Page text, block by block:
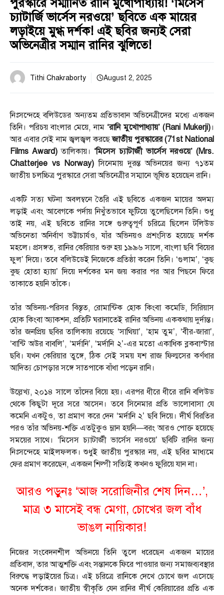
পুরস্কারে সম্মানিত রানি মুখোপাধ্যায়! ‘মিসেস
চ্যাটার্জি ভার্সেস নরওয়ে’ ছবিতে এক মায়ের
লড়াইয়ে মুগ্ধ দর্শক! এই ছবির জন্যই সেরা
অভিনেত্রীর সম্মান রানির ঝুলিতে!
Tithi Chakraborty August 2, 2025
নিঃসন্দেহে বলিউডের অন্যতম প্রতিভাবান অভিনেত্রীদের মধ্যে একজন
তিনি। পরিচয় বাংলার মেয়ে, নাম‘রানি মুখোপাধ্যায়’ (Rani Mukerji) ।
আর এবার সেই নাম জ্বলজ্বল করছেজাতীয় পুরস্কারের (71st National
Films Award) তালিকায়। ‘মিসেস চ্যাটার্জী ভার্সেস নরওয়ে’ (Mrs.
Chatterjee vs Norway) সিনেমায় দুরন্ত অভিনয়ের জন্য ৭১তম
জাতীয় চলচ্চিত্র পুরস্কারে সেরা অভিনেত্রীর সম্মানে ভূষিত হয়েছেন রানি।
একটি সত্য ঘটনা অবলম্বনে তৈরি এই ছবিতে একজন মায়ের অদম্য
লড়াই এবং আবেগকে পর্দায় নিখুঁতভাবে ফুটিয়ে তুলেছিলেন তিনি। শুধু
তাই নয়, এই ছবিতে রানির সঙ্গে গুরুত্বপূর্ণ চরিত্রে ছিলেন টলিউড
অভিনেতা অনির্বাণ ভট্টাচার্যও, যাঁর অভিনয়ও প্রশংসিত হয়েছে দর্শক
মহলে। প্রসঙ্গত, রানির কেরিয়ার শুরু হয় ১৯৯৬ সালে, বাংলা ছবি ‘বিয়ের
ফুল’ দিয়ে। তবে বলিউডেই নিজেকে প্রতিষ্ঠা করেন তিনি। ‘গুলাম’, ‘কুছ
কুছ হোতা হ্যায়’ দিয়ে দর্শকের মন জয় করার পর আর পিছনে ফিরে
তাকাতে হয়নি তাঁকে।
তাঁর অভিনয়-পরিসর বিস্তৃত, রোমান্টিক হোক কিংবা কমেডি, সিরিয়াস
হোক কিংবা অ্যাকশন, প্রতিটি ঘরানাতেই রানির অভিনয় এককথায় দুর্দান্ত।
তাঁর জনপ্রিয় ছবির তালিকায় রয়েছে ‘সাথিয়া’, ‘হাম তুম’, ‘বীর-জারা’,
‘বান্টি অউর বাবলি’, ‘মর্দানি’, ‘মর্দানি ২’-এর মতো একাধিক ব্লকবাস্টার
ছবি। যখন কেরিয়ার তুঙ্গে, ঠিক সেই সময় যশ রাজ ফিল্মসের কর্ণধার
আদিত্য চোপড়ার সঙ্গে সাতপাকে বাঁধা পড়েন রানি।
উল্লেখ্য, ২০১৪ সালে তাঁদের বিয়ে হয়। এরপর ধীরে ধীরে রানি বলিউড
থেকে কিছুটা দূরে সরে আসেন। তবে সিনেমার প্রতি ভালোবাসা যে
কমেনি একটুও, তা প্রমাণ করে দেন ‘মর্দানি ২’ ছবি দিয়ে। দীর্ঘ বিরতির
পরও তাঁর অভিনয়-শক্তি এতটুকুও ম্লান হয়নি—বরং আরও পোক্ত হয়েছে
সময়ের সাথে। ‘মিসেস চ্যাটার্জী ভার্সেস নরওয়ে’ ছবিটি রানির জন্য
নিঃসন্দেহে মাইলফলক। শুধুই জাতীয় পুরস্কার নয়, এই ছবির মাধ্যমে
ফের প্রমাণ করেছেন, একজন শিল্পী সত্যিই কখনও ফুরিয়ে যান না।
আরও পড়ুনঃ ‘আজ সরোজিনীর শেষ দিন…’,
মাত্র ৩ মাসেই বন্ধ মেগা, চোখের জল বাঁধ
ভাঙল নায়িকার!
নিজের সংবেদনশীল অভিনয়ে তিনি তুলে ধরেছেন একজন মায়ের
প্রতিবাদ, তার আত্মশক্তি এবং সন্তানকে ফিরে পাওয়ার জন্য সমাজব্যবস্থার
বিরুদ্ধে লড়াইয়ের চিত্র। এই চরিত্রে রানিকে দেখে চোখে জল এসেছে
অনেক দর্শকের। জাতীয় স্বীকৃতি যেন রানির দীর্ঘ কেরিয়ারের প্রতি এক